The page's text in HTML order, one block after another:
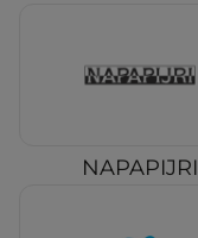
NAPAPIJRI